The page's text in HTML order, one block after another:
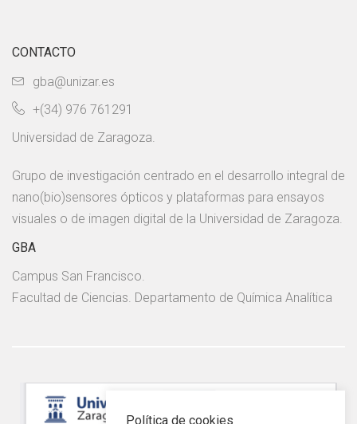
CONTACTO
gba@unizar.es
+(34) 976 761291
Universidad de Zaragoza.
Grupo de investigación centrado en el desarrollo integral de
nano(bio)sensores ópticos y plataformas para ensayos
visuales o de imagen digital de la Universidad de Zaragoza.
GBA
Campus San Francisco.
Facultad de Ciencias. Departamento de Química Analítica
Política de cookies